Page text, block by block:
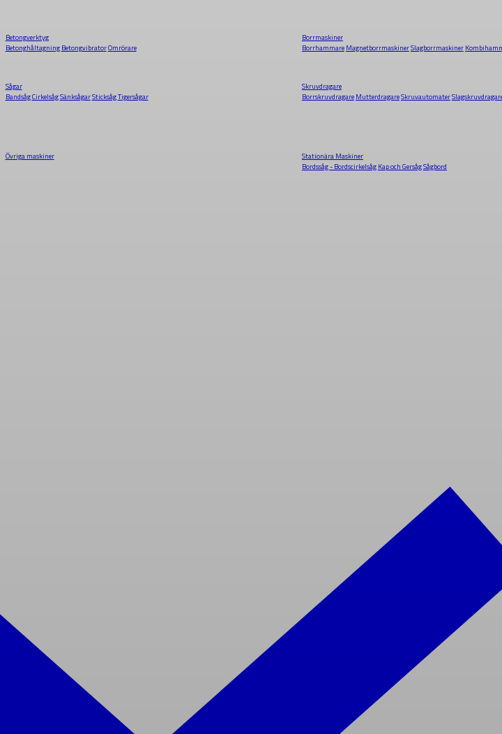
Betongverktyg
Betonghåltagning BetongvibratorOmrörare
Borrmaskiner
Borrhammare MagnetborrmaskinerSlagborrmaskiner
Sågar
BandsågCirkelsågSänksågarSticksågTigersågar
Skruvdragare
Borrskruvdragare MutterdragareSkruvautomater
Övriga maskiner
Stationära Maskiner
Bordssåg - Bordscirkelsåg Kap och GersågSågbord